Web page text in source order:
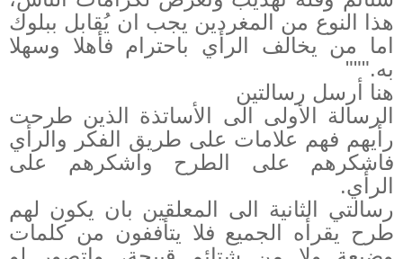
هذا النوع من المغردين يجب ان يُقابل ببلوك
اما من يخالف الرأي باحترام فأهلا وسهلا
به."""
هنا أرسل رسالتين
الرسالة الأولى الى الأساتذة الذين طرحت
رأيهم فهم علامات على طريق الفكر والرأي
فاشكرهم على الطرح واشكرهم على
الرأي.
رسالتي الثانية الى المعلقين بان يكون لهم
طرح يقرأه الجميع فلا يتأففون من كلمات